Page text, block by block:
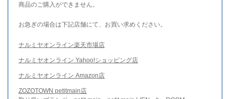
商品のご購入ができません。
お急ぎの場合は下記店舗にて、お買い求めください。
ナルミヤオンライン楽天市場店
ナルミヤオンライン Yahoo!ショッピング店
ナルミヤオンライン Amazon店
ZOZOTOWN petitmain店